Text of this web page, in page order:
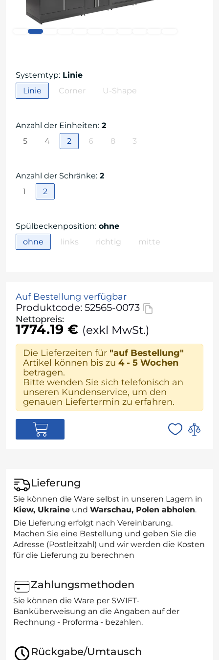
Systemtyp: Linie
Linie
Corner U-Shape
Anzahl der Einheiten: 2
5
4 2 6 8 3
Anzahl der Schränke: 2
1
2
Spülbeckenposition: ohne
ohne
links richtig mitte
Auf Bestellung verfügbar
Produktcode: 52565-0073
Nettopreis:
1774.19 € (exkl MwSt.)
Die Lieferzeiten für "auf Bestellung"
Artikel können bis zu 4 - 5 Wochen
betragen.
Bitte wenden Sie sich telefonisch an
unseren Kundenservice, um den
genauen Liefertermin zu erfahren.
Lieferung
Sie können die Ware selbst in unseren Lagern in
Kiew, Ukraine und Warschau, Polen abholen.
Die Lieferung erfolgt nach Vereinbarung.
Machen Sie eine Bestellung und geben Sie die
Adresse (Postleitzahl) und wir werden die Kosten
für die Lieferung zu berechnen
Zahlungsmethoden
Sie können die Ware per SWIFT-
Banküberweisung an die Angaben auf der
Rechnung - Proforma - bezahlen.
Rückgabe/Umtausch